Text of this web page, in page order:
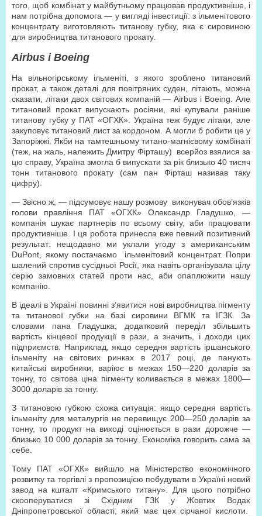
того, щоб комбінат у майбутньому працював продуктивніше, і
нам потрібна допомога — у вигляді інвестиції: з ільменітового
концентрату виготовляють титанову губку, яка є сировиною
для виробництва титанового прокату.
Airbus і Boeing
На вільногірському ільменіті, з якого зроблено титановий
прокат, а також деталі для повітряних суден, літають, можна
сказати, літаки двох світових компаній — Airbus і Boeing. Але
титановий прокат випускають росіяни, які купували раніше
титанову губку у ПАТ «ОГХК». Україна теж будує літаки, але
закуповує титановий лист за кордоном. А могли б робити це у
Запоріжжі. Якби на тамтешньому титано-магнієвому комбінаті
(теж, на жаль, належить Дмитру Фірташу) всерйоз взялися за
цю справу, Україна змогла б випускати за рік близько 40 тисяч
тонн титанового прокату (сам пан Фірташ називав таку
цифру).
— Звісно ж, — підсумовує нашу розмову виконувач обов’язків
голови правління ПАТ «ОГХК» Олександр Гладушко, —
компанія шукає партнерів по всьому світу, аби працювати
продуктивніше. І ця робота принесла вже певний позитивний
результат: нещодавно ми уклали угоду з американським
DuPont, якому постачаємо ільменітовий концентрат. Попри
шалений спротив сусідньої Росії, яка навіть організувала цілу
серію замовних статей проти нас, аби опаплюжити нашу
компанію.
В ідеалі в Україні повинні з’явитися нові виробництва пігменту
та титанової губки на базі сировини ВГМК та ІГЗК. За
словами пана Гладушка, додатковий переділ збільшить
вартість кінцевої продукції в рази, а значить, і доходи цих
підприємств. Наприклад, якщо середня вартість іршанського
ільменіту на світових ринках в 2017 році, де панують
китайські виробники, варіює в межах 150—220 доларів за
тонну, то світова ціна пігменту коливається в межах 1800—
3000 доларів за тонну.
З титановою губкою схожа ситуація: якщо середня вартість
ільменіту для металургів не перевищує 200—250 доларів за
тонну, то продукт на виході оцінюється в рази дорожче —
близько 10 000 доларів за тонну. Економіка говорить сама за
себе.
Тому ПАТ «ОГХК» вийшло на Міністерство економічного
розвитку та торгівлі з пропозицією побудувати в Україні новий
завод на кшталт «Кримського титану». Для цього потрібно
скооперуватися зі Східним ГЗК у Жовтих Водах
Дніпропетровської області, який має цех сірчаної кислоти.